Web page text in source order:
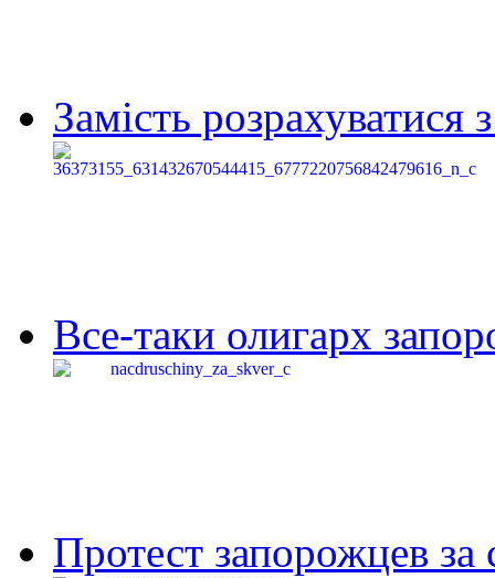
Замість
Все-таки олигарх
Протест запорожцев за